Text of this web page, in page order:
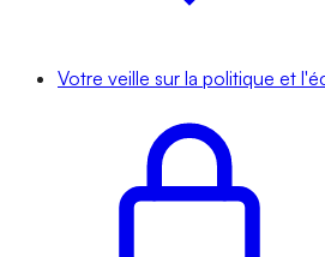
Votre veille sur la politique et